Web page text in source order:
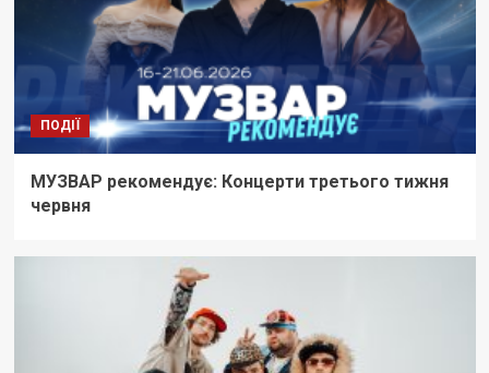
ПОДІЇ
МУЗВАР рекомендує: Концерти третього тижня
червня